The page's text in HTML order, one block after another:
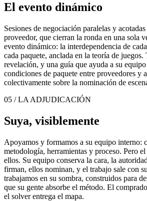
El evento dinámico
Sesiones de negociación paralelas y
proveedor, que cierran la ronda en una sola
evento dinámico: la interdependencia de
cada paquete, anclada en la teoría de juegos.
revelación, y una guía que ayuda a su
condiciones de paquete entre proveedores y
colectivamente sobre la nominación de
05 / LA ADJUDICACIÓN
Suya, visiblemente
Apoyamos y formamos a su equipo interno:
metodología, herramientas y proceso. Pero
ellos. Su equipo conserva la cara, la
firman, ellos nominan, y el trabajo sale con
trabajamos en su sombra, construidos para
que su gente absorbe el método. El
el solver entrega el mapa.